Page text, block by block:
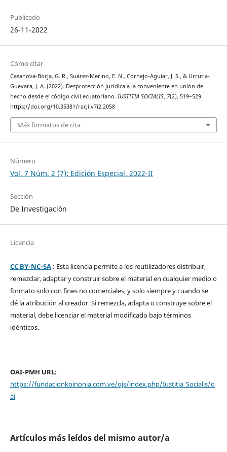
Publicado
26-11-2022
Cómo citar
Casanova-Borja, G. R., Suárez-Merino, E. N., Cornejo-Aguiar, J. S., & Urrutia-
Guevara, J. A. (2022). Desprotección jurídica a la conveniente en unión de
hecho desde el código civil ecuatoriano. IUSTITIA SOCIALIS, 7(2), 519–529.
https://doi.org/10.35381/racji.v7i2.2058
Más formatos de cita
Número
Vol. 7 Núm. 2 (7): Edición Especial. 2022-II
Sección
De Investigación
Licencia
CC BY-NC-SA: Esta licencia permite a los reutilizadores distribuir,
remezclar, adaptar y construir sobre el material en cualquier medio o
formato solo con fines no comerciales, y solo siempre y cuando se
dé la atribución al creador. Si remezcla, adapta o construye sobre el
material, debe licenciar el material modificado bajo términos
idénticos.
OAI-PMH URL:
https://fundacionkoinonia.com.ve/ojs/index.php/Iustitia_Socialis/o
ai
Artículos más leídos del mismo autor/a